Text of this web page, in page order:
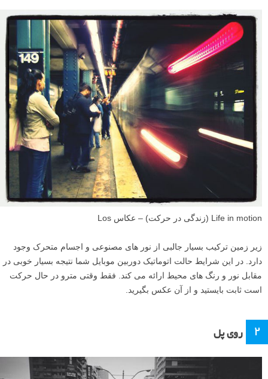
Life in motion (زندگی در حرکت) – عکاس Los
زیر زمین ترکیب بسیار جالبی از نور های مصنوعی و اجسام متحرک وجود
دارد. در این شرایط حالت اتوماتیک دوربین موبایل شما نتیجه بسیار خوبی در
مقابل نور و رنگ های محیط ارائه می کند. فقط وقتی مترو در حال حرکت
است ثابت بایستید و از آن عکس بگیرید.
۲ روی پل